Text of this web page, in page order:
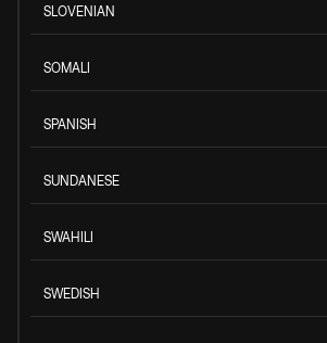
SLOVENIAN
SOMALI
SPANISH
SUNDANESE
SWAHILI
SWEDISH